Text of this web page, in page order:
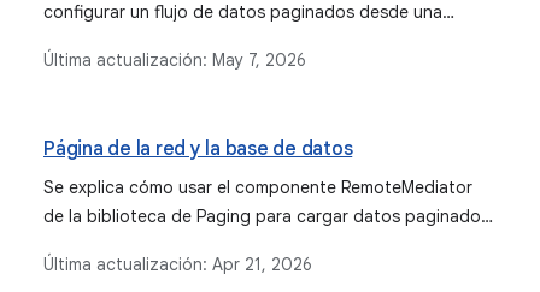
configurar un flujo de datos paginados desde una
Última actualización: May 7, 2026
Página de la red y la base de datos
Se explica cómo usar el componente RemoteMediator
de la biblioteca de Paging para cargar datos paginados
proporciona una experiencia del usuario sólida para
Última actualización: Apr 21, 2026